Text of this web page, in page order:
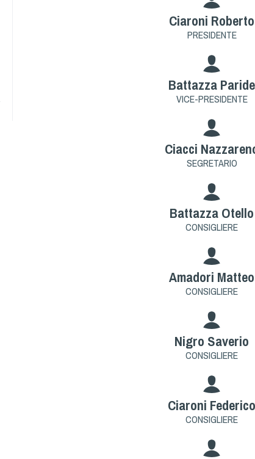
Ciaroni Roberto
PRESIDENTE
Battazza Paride
VICE-PRESIDENTE
Ciacci
SEGRETARIO
Battazza Otello
CONSIGLIERE
Amadori Matteo
CONSIGLIERE
Nigro Saverio
CONSIGLIERE
Ciaroni
CONSIGLIERE